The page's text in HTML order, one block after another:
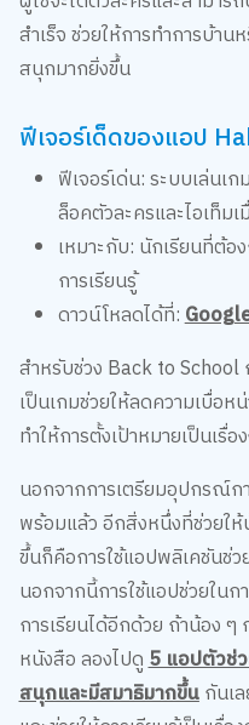
สำเร็จ ช่วยให้การทำการบ้าน
สนุกมากยิ่งขึ้น
ฟีเจอร์เด็ดของแอป
ฟีเจอร์เด่น: ระบบเล่นเ
ล็อคตัวละครและไอเท็ม
เหมาะกับ: นักเรียนที่ต้อง
การเรียนรู้
ดาวน์โหลดได้ที่:
สำหรับช่วง Back to School
เป็นเกมช่วยให้ลดความเบื่อห
ทำให้การตั้งเป้าหมายเป็นเรื่อ
พร้อมแล้ว อีกสิ่งหนึ่งที่ช่วยให้
ขึ้นก็คือการใช้แอปพลิเคชันช่ว
นอกจากนี้การใช้แอปช่วยใน
การเรียนได้อีกด้วย ถ้าน้อง
หนังสือ ลองไปดู5 แอปตัวช่
สนุกและมีสมาธิมากขึ้นกันเล
และช่วยให้การเรียนรู้เป็นเรื่